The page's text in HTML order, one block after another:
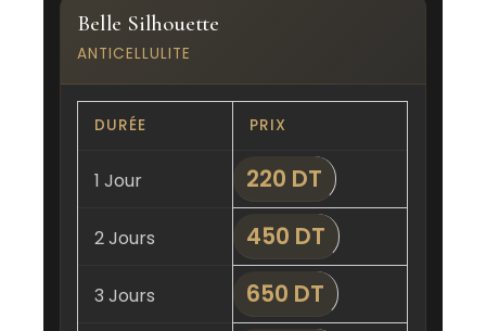
Belle Silhouette
ANTICELLULITE
DURÉE PRIX
1 Jour 220 DT
2 Jours 450 DT
3 Jours 650 DT